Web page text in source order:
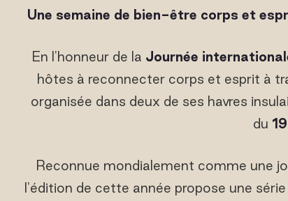
Une semaine de bien-être corps et
En l'honneur de la Journée
hôtes à reconnecter corps et esprit à
organisée dans deux de ses havres
du
Reconnue mondialement comme une
l'édition de cette année propose une